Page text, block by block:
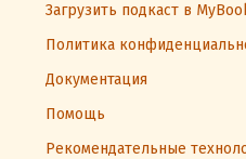
Загрузить подкаст в
Политика
Документация
Помощь
Рекомендательные